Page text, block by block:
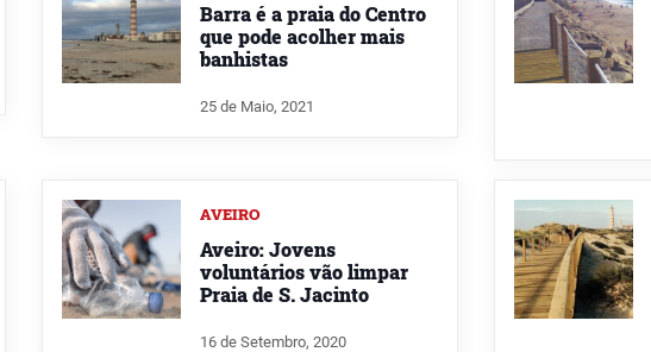
Barra é a praia do Centro
que pode acolher mais
banhistas
25 de Maio, 2021
AVEIRO
Aveiro: Jovens
voluntários vão limpar
Praia de S. Jacinto
16 de Setembro, 2020